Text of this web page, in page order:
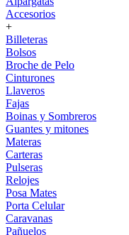
Accesorios
+
Billeteras
Bolsos
Broche de Pelo
Cinturones
Llaveros
Fajas
Boinas y Sombreros
Guantes y mitones
Materas
Carteras
Pulseras
Relojes
Posa Mates
Porta Celular
Caravanas
Pañuelos